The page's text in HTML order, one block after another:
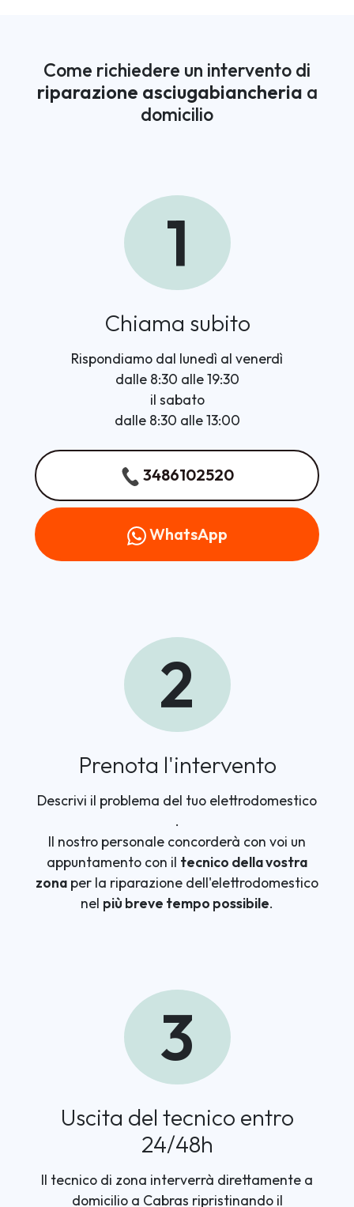
Come richiedere un intervento di
riparazione asciugabiancheria a
domicilio
1
Chiama subito
Rispondiamo dal lunedì al venerdì
dalle 8:30 alle 19:30
il sabato
dalle 8:30 alle 13:00
3486102520
WhatsApp
2
Prenota l'intervento
Descrivi il problema del tuo elettrodomestico
.
Il nostro personale concorderà con voi un
appuntamento con il tecnico della vostra
zona per la riparazione dell'elettrodomestico
nel più breve tempo possibile.
3
Uscita del tecnico entro
24/48h
Il tecnico di zona interverrà direttamente a
domicilio a Cabras ripristinando il